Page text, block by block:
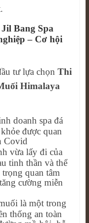
Bang Spa
– Cơ hội
tư lựa chọn Thi
Himalaya
doanh spa đá
được quan
Covid
vừa lấy đi của
tinh thần và thể
quan tâm
cường miễn
là một trong
thống an toàn